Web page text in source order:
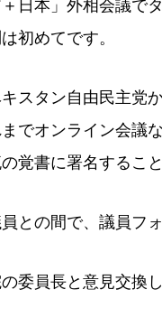
日本」外相会議で
初めてです。
スタン自由民主党
でオンライン会議
覚書に署名するこ
との間で、議員フ
委員長と意見交換